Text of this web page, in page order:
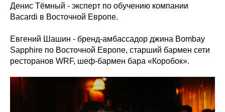
Денис Тёмный - эксперт по обучению компании
Bacardi в Восточной Европе.
Евгений Шашин - бренд-амбассадор джина Bombay
Sapphire по Восточной Европе, старший бармен сети
ресторанов WRF, шеф-бармен бара «Коробок».